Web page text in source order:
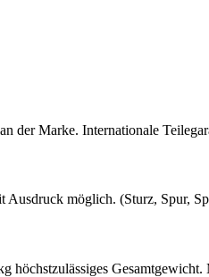
der Marke. Internationale
Ausdruck möglich. (Sturz, Spur,
höchstzulässiges